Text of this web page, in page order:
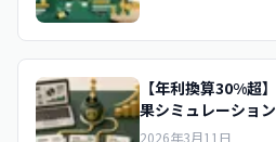
【年利換算30%超
果シミュレーショ
2026年3月11日